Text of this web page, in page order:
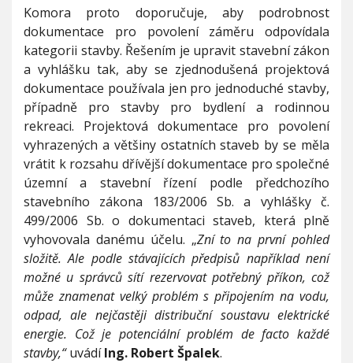
Komora proto doporučuje, aby podrobnost
dokumentace pro povolení záměru odpovídala
kategorii stavby. Řešením je upravit stavební zákon
a vyhlášku tak, aby se zjednodušená projektová
dokumentace používala jen pro jednoduché stavby,
případně pro stavby pro bydlení a rodinnou
rekreaci. Projektová dokumentace pro povolení
vyhrazených a většiny ostatních staveb by se měla
vrátit k rozsahu dřívější dokumentace pro společné
územní a stavební řízení podle předchozího
stavebního zákona 183/2006 Sb. a vyhlášky č.
499/2006 Sb. o dokumentaci staveb, která plně
vyhovovala danému účelu. „Zní to na první pohled
složitě. Ale podle stávajících předpisů například není
možné u správců sítí rezervovat potřebný příkon, což
může znamenat velký problém s připojením na vodu,
odpad, ale nejčastěji distribuční soustavu elektrické
energie. Což je potenciální problém de facto každé
stavby,“uvádíIng. Robert Špalek.